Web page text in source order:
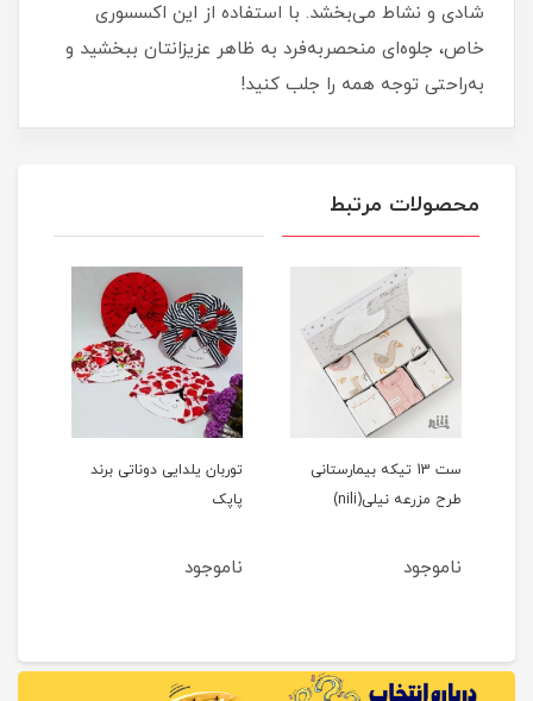
شادی و نشاط می‌بخشد. با استفاده از این اکسسوری
خاص، جلوه‌ای منحصربه‌فرد به ظاهر عزیزانتان ببخشید و
به‌راحتی توجه همه را جلب کنید!
محصولات مرتبط
ست 13 تیکه بیمارستانی
طرح مزرعه نیلی(nili)
ناموجود
توربان یلدایی دوناتی برند
پاپک
ناموجود